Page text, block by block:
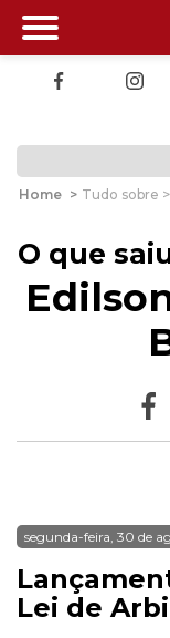
Home > Tudo sobre
O que
segunda-feira, 30 de
Lei de